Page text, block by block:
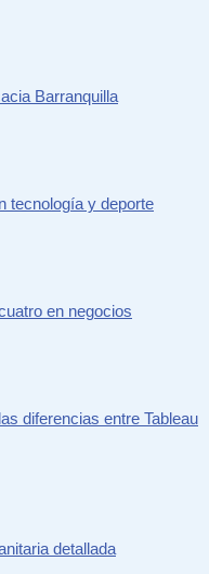
Barranquilla
tecnología y deporte
en negocios
diferencias entre Tableau
detallada